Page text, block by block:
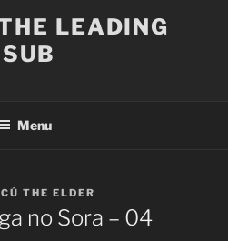
LEADING
Menu
CÚ THE ELDER
no Sora – 04